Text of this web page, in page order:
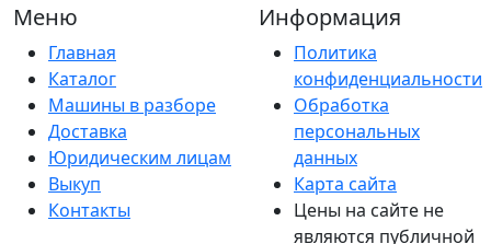
Меню
Главная
Каталог
Машины в разборе
Доставка
Юридическим лицам
Выкуп
Контакты
Информация
Политика
конфиденциальности
Обработка
персональных
данных
Карта сайта
Цены на сайте не
являются публичной